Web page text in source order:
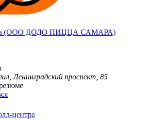
(ООО ДОДО ПИЦЦА САМАРА)
Ленинградский проспект, 85
центра